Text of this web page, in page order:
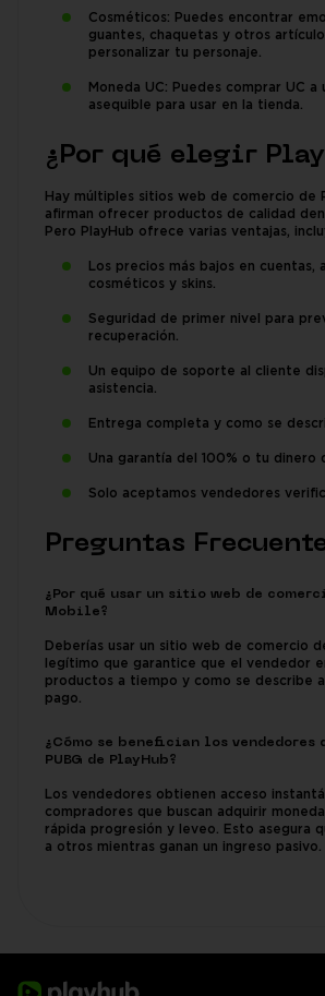
Cosméticos: Puedes encontrar
guantes, chaquetas y otros
personalizar tu personaje.
Moneda UC: Puedes comprar UC a
asequible para usar en la tienda.
¿Por qué elegir
Hay múltiples sitios web de comercio de
afirman ofrecer productos de calidad
Pero PlayHub ofrece varias ventajas,
Los precios más bajos en cuentas,
cosméticos y skins.
Seguridad de primer nivel para
recuperación.
Un equipo de soporte al cliente
asistencia.
Entrega completa y como se
Una garantía del 100% o tu dinero
Solo aceptamos vendedores
Preguntas
¿Por qué usar un sitio web de
Mobile?
Deberías usar un sitio web de comercio
legítimo que garantice que el vendedor
productos a tiempo y como se describe
pago.
¿Cómo se benefician los vendedores
PUBG de PlayHub?
Los vendedores obtienen acceso
compradores que buscan adquirir
rápida progresión y leveo. Esto asegura
a otros mientras ganan un ingreso pasivo.